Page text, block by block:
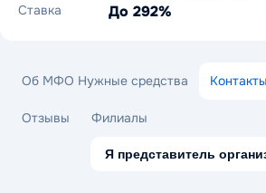
Ставка До 292%
Об МФО Нужные средства Контакты
Отзывы Филиалы
Я представитель